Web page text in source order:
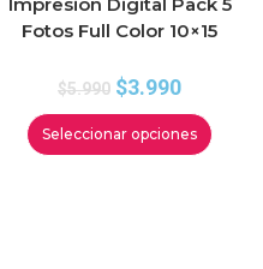
Fotos Full Color 10×15
$5.990 $3.990
Seleccionar opciones